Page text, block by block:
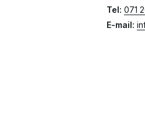
Tel: 071
E-mail: